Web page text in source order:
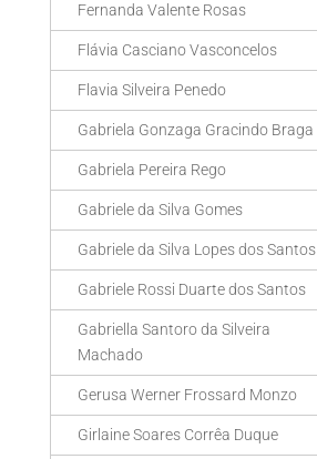
Fernanda Valente Rosas
Flávia Casciano Vasconcelos
Flavia Silveira Penedo
Gabriela Gonzaga Gracindo Braga
Gabriela Pereira Rego
Gabriele da Silva Gomes
Gabriele da Silva Lopes dos Santos
Gabriele Rossi Duarte dos Santos
Gabriella Santoro da Silveira
Machado
Gerusa Werner Frossard Monzo
Girlaine Soares Corrêa Duque